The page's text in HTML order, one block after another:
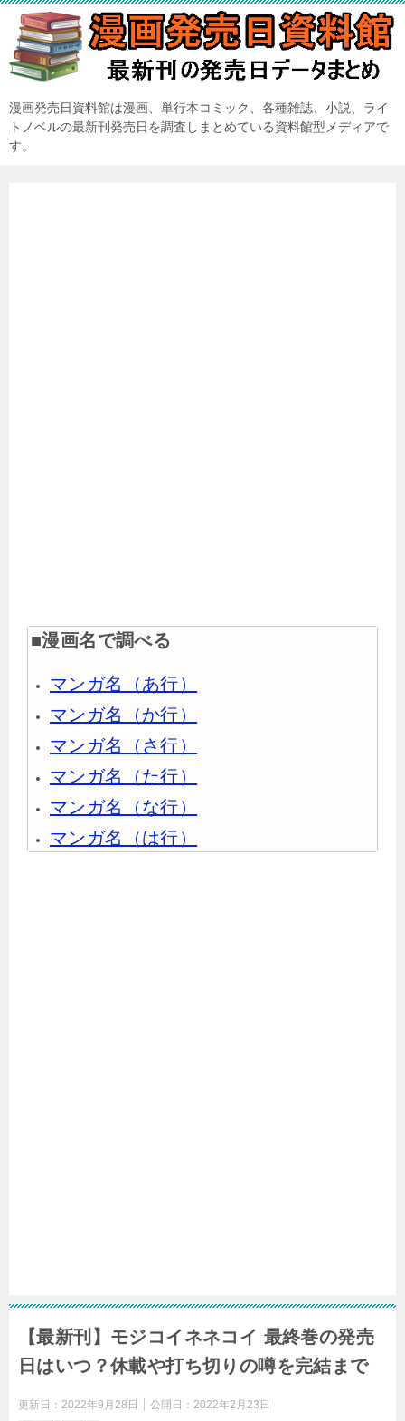
漫画発売日資料館は漫画、単行本コミック、各種雑誌、小説、ライ
トノベルの最新刊発売日を調査しまとめている資料館型メディアで
す。
■漫画名で調べる
マンガ名（あ行）
マンガ名（か行）
マンガ名（さ行）
マンガ名（た行）
マンガ名（な行）
マンガ名（は行）
【最新刊】モジコイネネコイ 最終巻の発売
日はいつ？休載や打ち切りの噂を完結まで
更新日： 2022年9月28日 公開日： 2022年2月23日